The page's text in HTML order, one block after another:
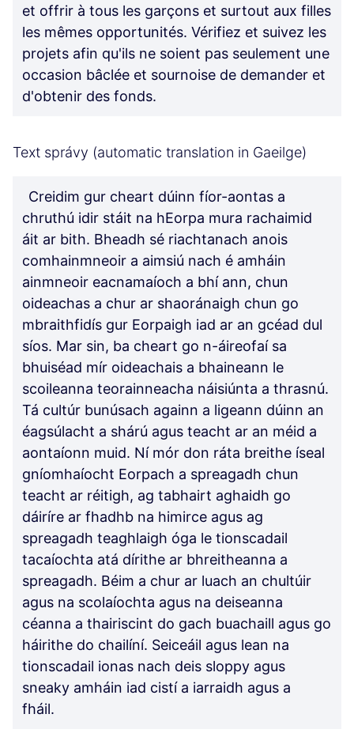
et offrir à tous les garçons et surtout aux filles
les mêmes opportunités. Vérifiez et suivez les
projets afin qu'ils ne soient pas seulement une
occasion bâclée et sournoise de demander et
d'obtenir des fonds.
Text správy (automatic translation in Gaeilge)
Creidim gur cheart dúinn fíor-aontas a
chruthú idir stáit na hEorpa mura rachaimid
áit ar bith. Bheadh sé riachtanach anois
comhainmneoir a aimsiú nach é amháin
ainmneoir eacnamaíoch a bhí ann, chun
oideachas a chur ar shaoránaigh chun go
mbraithfidís gur Eorpaigh iad ar an gcéad dul
síos. Mar sin, ba cheart go n-áireofaí sa
bhuiséad mír oideachais a bhaineann le
scoileanna teorainneacha náisiúnta a thrasnú.
Tá cultúr bunúsach againn a ligeann dúinn an
éagsúlacht a shárú agus teacht ar an méid a
aontaíonn muid. Ní mór don ráta breithe íseal
gníomhaíocht Eorpach a spreagadh chun
teacht ar réitigh, ag tabhairt aghaidh go
dáiríre ar fhadhb na himirce agus ag
spreagadh teaghlaigh óga le tionscadail
tacaíochta atá dírithe ar bhreitheanna a
spreagadh. Béim a chur ar luach an chultúir
agus na scolaíochta agus na deiseanna
céanna a thairiscint do gach buachaill agus go
háirithe do chailíní. Seiceáil agus lean na
tionscadail ionas nach deis sloppy agus
sneaky amháin iad cistí a iarraidh agus a
fháil.